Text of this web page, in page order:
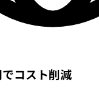
コスト削減